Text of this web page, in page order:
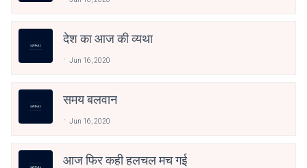
देश का आज की व्यथा
Jun 16, 2020
समय बलवान
Jun 16, 2020
आज फिर कही हलचल मच गई